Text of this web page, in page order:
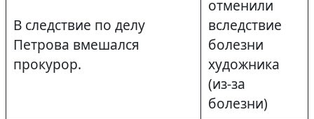
В следствие по делу
Петрова вмешался
прокурор.
отменили
вследствие
болезни
художника
(из-за
болезни)